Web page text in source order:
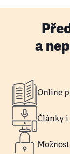
a
Online
Články